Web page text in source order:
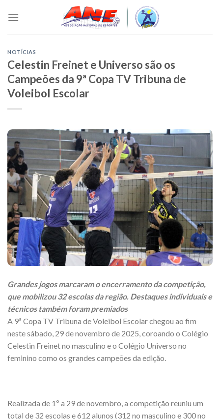
NOTÍCIAS
Celestin Freinet e Universo são os
Campeões da 9ª Copa TV Tribuna de
Voleibol Escolar
Grandes jogos marcaram o encerramento da competição,
que mobilizou 32 escolas da região. Destaques individuais e
técnicos também foram premiados
A 9ª Copa TV Tribuna de Voleibol Escolar chegou ao fim
neste sábado, 29 de novembro de 2025, coroando o Colégio
Celestin Freinet no masculino e o Colégio Universo no
feminino como os grandes campeões da edição.
Realizada de 1º a 29 de novembro, a competição reuniu um
total de 32 escolas e 612 alunos (312 no masculino e 300 no